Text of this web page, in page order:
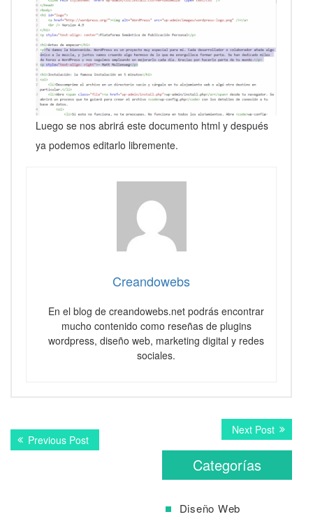
Luego se nos abrirá este documento html y después
ya podemos editarlo libremente.
Creandowebs
En el blog de creandowebs.net podrás encontrar
mucho contenido como reseñas de plugins
wordpress, diseño web, marketing digital y redes
sociales.
Navegación
dePrevious PostPrevious
post:
Next PostNext
post:
Categorías
Diseño Web